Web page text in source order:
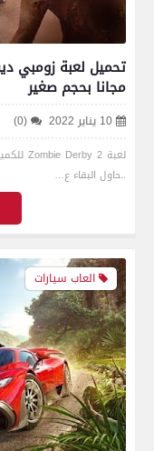
مجانا بحجم صغير
10 يناير 2022 (0)
..حاول البقاء ع…
العاب سيارات